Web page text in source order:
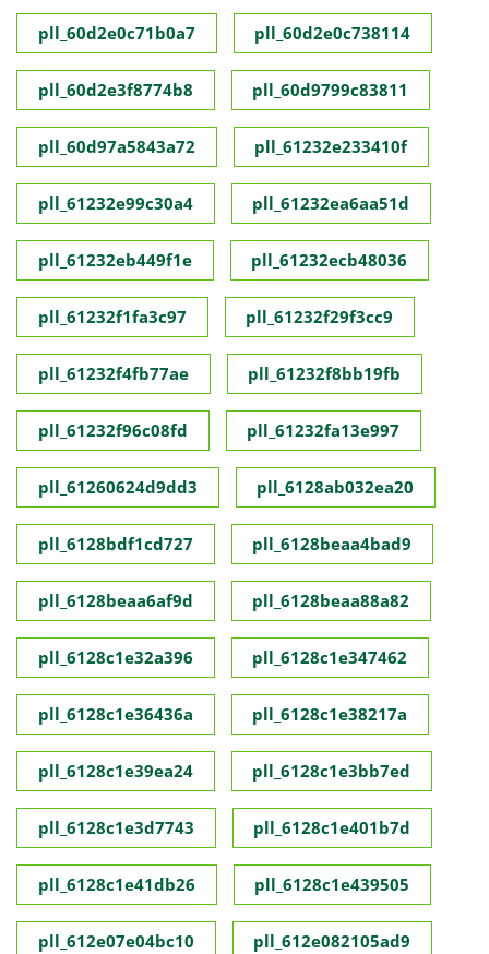
pll_60d2e0c71b0a7 pll_60d2e0c738114
pll_60d2e3f8774b8 pll_60d9799c83811
pll_60d97a5843a72 pll_61232e233410f
pll_61232e99c30a4 pll_61232ea6aa51d
pll_61232eb449f1e pll_61232ecb48036
pll_61232f1fa3c97 pll_61232f29f3cc9
pll_61232f4fb77ae pll_61232f8bb19fb
pll_61232f96c08fd pll_61232fa13e997
pll_61260624d9dd3 pll_6128ab032ea20
pll_6128bdf1cd727 pll_6128beaa4bad9
pll_6128beaa6af9d pll_6128beaa88a82
pll_6128c1e32a396 pll_6128c1e347462
pll_6128c1e36436a pll_6128c1e38217a
pll_6128c1e39ea24 pll_6128c1e3bb7ed
pll_6128c1e3d7743 pll_6128c1e401b7d
pll_6128c1e41db26 pll_6128c1e439505
pll_612e07e04bc10 pll_612e082105ad9